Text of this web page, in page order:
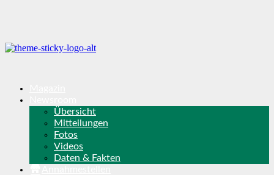
Übersicht
Mitteilungen
Fotos
Videos
Daten & Fakten